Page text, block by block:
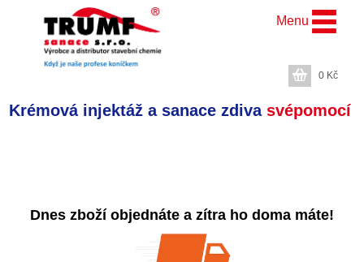
Krémová injektáž a sanace zdiva svépomocí
Menu
0 Kč
Dnes zboží objednáte a zítra ho doma máte!